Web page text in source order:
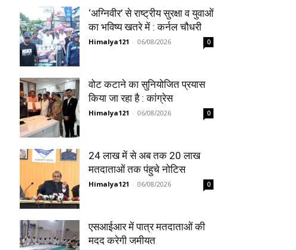
‘अग्निवीर’ से राष्ट्रीय सुरक्षा व युवाओं
का भविष्य खतरे में : कर्नल चौधरी
Himalya121 - 06/08/2026 0
वोट कटाने का सुनियोजित प्रयास
किया जा रहा है : कांग्रेस
Himalya121 - 06/08/2026 0
24 लाख में से अब तक 20 लाख
मतदाताओं तक पंहुचे नोटिस
Himalya121 - 06/08/2026 0
एसआईआर में पात्र मतदाताओं की
मदद करेगी जमीयत